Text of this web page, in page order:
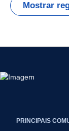
Mostrar
PRINCIPAIS